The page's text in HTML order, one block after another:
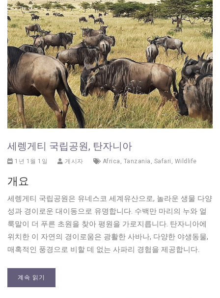
세렝게티 국립공원, 탄자니아
1년 1월 1일 게시자 Africa , Tanzania , Safari , Wildlife
개요
세렝게티 국립공원은 유네스코 세계유산으로, 놀라운 생물 다양
성과 경이로운 대이동으로 유명합니다. 수백만 마리의 누와 얼
룩말이 더 푸른 초원을 찾아 평원을 가로지릅니다. 탄자니아에
위치한 이 자연의 경이로움은 광활한 사바나, 다양한 야생동물,
매혹적인 풍경으로 비할 데 없는 사파리 경험을 제공합니다.
계속 읽기